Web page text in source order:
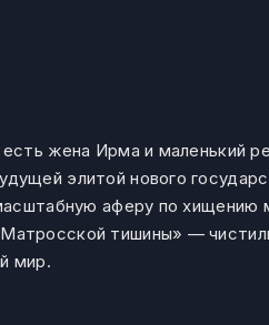
жена Ирма и маленький
элитой нового
аферу по хищению
тишины» —
мир.